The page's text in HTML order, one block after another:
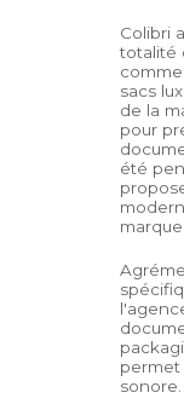
Colibri
totalité
sacs
de la
pour
été
marque.
permet
sonore.